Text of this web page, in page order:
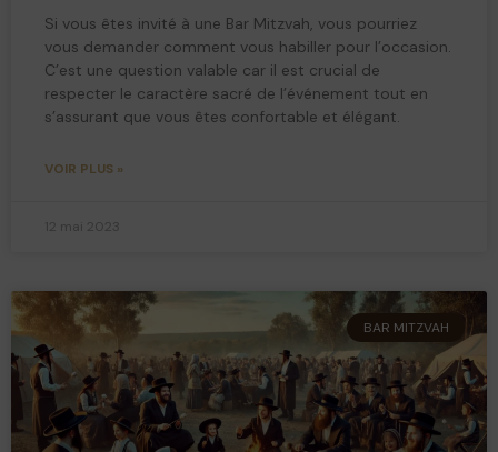
Si vous êtes invité à une Bar Mitzvah, vous pourriez
vous demander comment vous habiller pour l’occasion.
C’est une question valable car il est crucial de
respecter le caractère sacré de l’événement tout en
s’assurant que vous êtes confortable et élégant.
VOIR PLUS »
12 mai 2023
BAR MITZVAH